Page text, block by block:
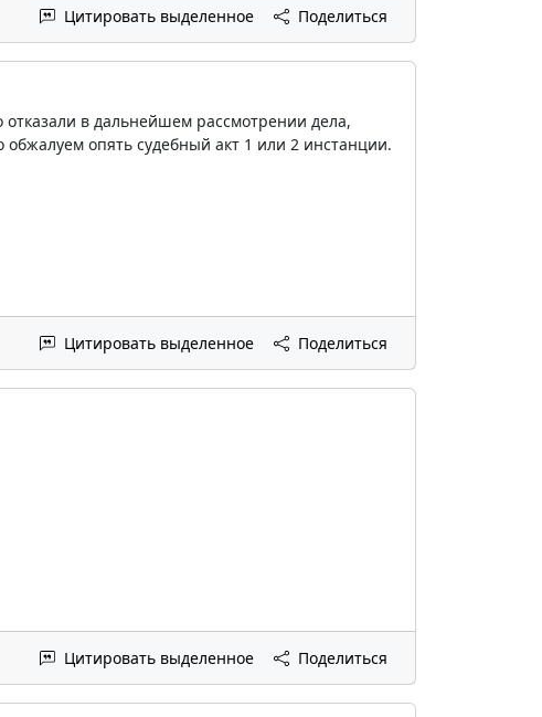
Цитировать выделенное Поделиться
в дальнейшем рассмотрении дела,
опять судебный акт 1 или 2 инстанции.
Цитировать выделенное Поделиться
Цитировать выделенное Поделиться